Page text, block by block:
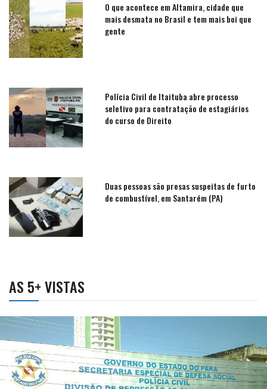
O que acontece em Altamira, cidade que
mais desmata no Brasil e tem mais boi que
gente
Polícia Civil de Itaituba abre processo
seletivo para contratação de estagiários
do curso de Direito
Duas pessoas são presas suspeitas de furto
de combustível, em Santarém (PA)
AS 5+ VISTAS